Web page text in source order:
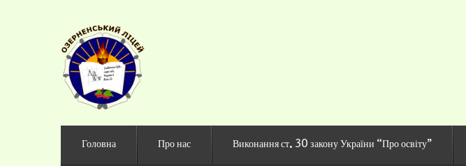
Головна Про нас Виконання ст. 30 закону України “Про освіту”